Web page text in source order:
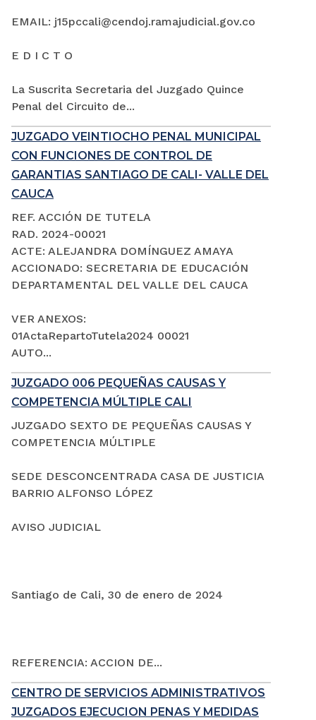
EMAIL: j15pccali@cendoj.ramajudicial.gov.co
E D I C T O
La Suscrita Secretaria del Juzgado Quince
Penal del Circuito de...
JUZGADO VEINTIOCHO PENAL MUNICIPAL
CON FUNCIONES DE CONTROL DE
GARANTIAS SANTIAGO DE CALI- VALLE DEL
CAUCA
REF. ACCIÓN DE TUTELA
RAD. 2024-00021
ACTE: ALEJANDRA DOMÍNGUEZ AMAYA
ACCIONADO: SECRETARIA DE EDUCACIÓN
DEPARTAMENTAL DEL VALLE DEL CAUCA
VER ANEXOS:
01ActaRepartoTutela2024 00021
AUTO...
JUZGADO 006 PEQUEÑAS CAUSAS Y
COMPETENCIA MÚLTIPLE CALI
JUZGADO SEXTO DE PEQUEÑAS CAUSAS Y
COMPETENCIA MÚLTIPLE
SEDE DESCONCENTRADA CASA DE JUSTICIA
BARRIO ALFONSO LÓPEZ
AVISO JUDICIAL
Santiago de Cali, 30 de enero de 2024
REFERENCIA: ACCION DE...
CENTRO DE SERVICIOS ADMINISTRATIVOS
JUZGADOS EJECUCION PENAS Y MEDIDAS